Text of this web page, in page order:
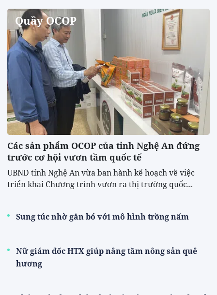
Quầy OCOP
Các sản phẩm OCOP của tỉnh Nghệ An đứng
trước cơ hội vươn tầm quốc tế
UBND tỉnh Nghệ An vừa ban hành kế hoạch về việc
triển khai Chương trình vươn ra thị trường quốc...
Sung túc nhờ gắn bó với mô hình trồng nấm
Nữ giám đốc HTX giúp nâng tầm nông sản quê
hương